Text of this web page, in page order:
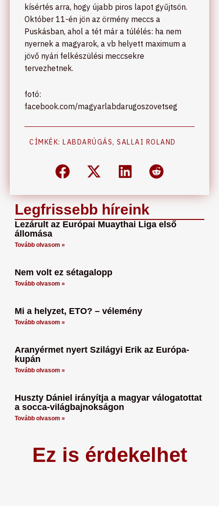
Legfrissebb híreink
Lezárult az Európai Muaythai Liga első
állomása
Tovább olvasom »
Nem volt ez sétagalopp
Tovább olvasom »
Mi a helyzet, ETO? – vélemény
Tovább olvasom »
Aranyérmet nyert Szilágyi Erik az Európa-
kupán
Tovább olvasom »
Huszty Dániel irányítja a magyar válogatottat
a socca-világbajnokságon
Tovább olvasom »
kísértés arra, hogy újabb piros lapot gyűjtsön.
Október 11-én jön az örmény meccs a
Puskásban, ahol a tét már a túlélés: ha nem
nyernek a magyarok, a vb helyett maximum a
jövő nyári felkészülési meccsekre
tervezhetnek.
fotó:
facebook.com/magyarlabdarugoszovetseg
CÍMKÉK: LABDARÚGÁS, SALLAI ROLAND
Ez is érdekelhet